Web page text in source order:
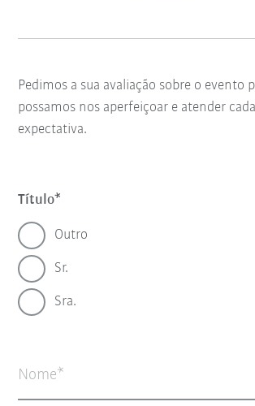
Pedimos a sua avaliação sobre o evento
possamos nos aperfeiçoar e atender
expectativa.
Título
Outro
Sr.
Sra.
Nome